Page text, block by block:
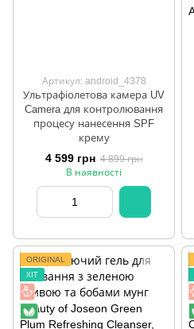
Артикул: android_4378
Ультрафіолетова камера UV
Camera для контролювання
процесу нанесення SPF
крему
4 599 грн 4 899 грн
В наявності
ORIGINAL
ХІТ